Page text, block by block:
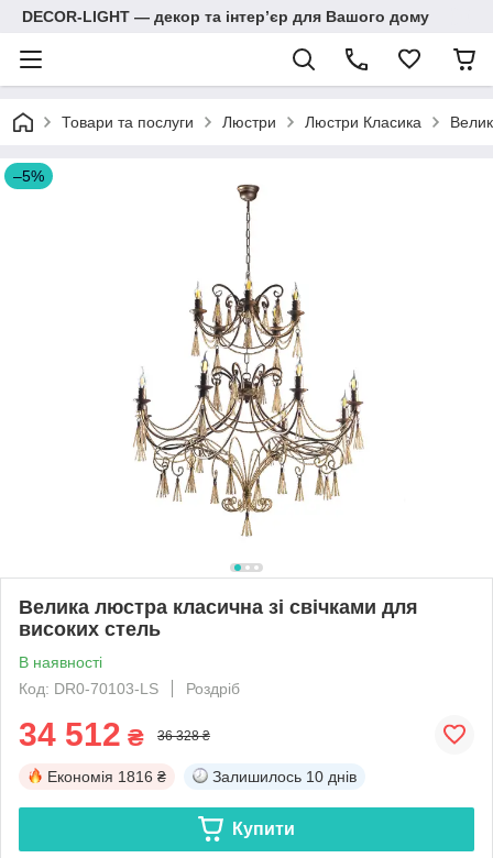
DECOR-LIGHT — декор та інтерʼєр для Вашого дому
Товари та послуги Люстри Люстри Класика
–5%
Велика люстра класична зі свічками для
високих стель
В наявності
Код: DR0-70103-LS
Роздріб
34 512 ₴ 36 328 ₴
Економія 1816 ₴ Залишилось 10 днів
Купити